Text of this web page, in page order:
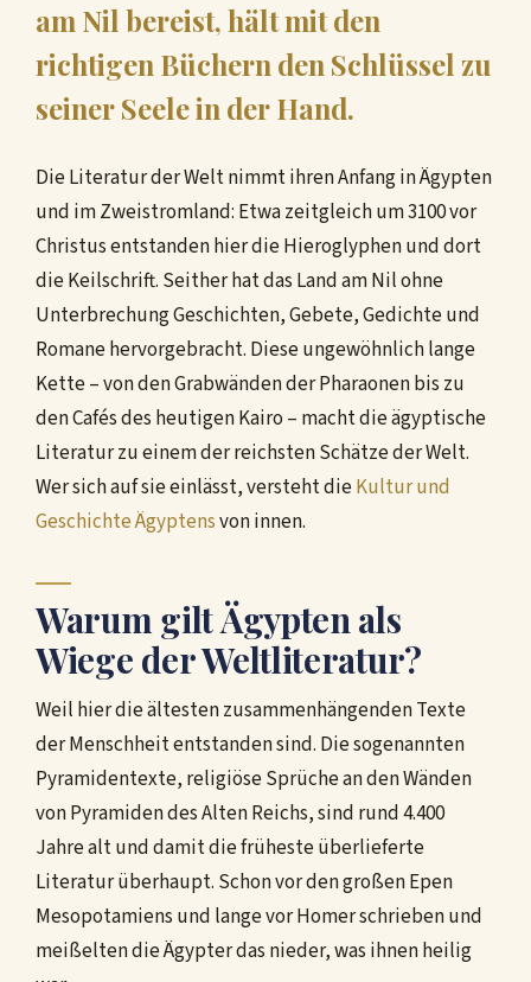
am Nil bereist, hält mit den
richtigen Büchern den Schlüssel zu
seiner Seele in der Hand.
Die Literatur der Welt nimmt ihren Anfang in Ägypten
und im Zweistromland: Etwa zeitgleich um 3100 vor
Christus entstanden hier die Hieroglyphen und dort
die Keilschrift. Seither hat das Land am Nil ohne
Unterbrechung Geschichten, Gebete, Gedichte und
Romane hervorgebracht. Diese ungewöhnlich lange
Kette – von den Grabwänden der Pharaonen bis zu
den Cafés des heutigen Kairo – macht die ägyptische
Literatur zu einem der reichsten Schätze der Welt.
Wer sich auf sie einlässt, versteht dieKultur und
Geschichte Ägyptensvon innen.
Warum gilt Ägypten als
Wiege der Weltliteratur?
Weil hier die ältesten zusammenhängenden Texte
der Menschheit entstanden sind. Die sogenannten
Pyramidentexte, religiöse Sprüche an den Wänden
von Pyramiden des Alten Reichs, sind rund 4.400
Jahre alt und damit die früheste überlieferte
Literatur überhaupt. Schon vor den großen Epen
Mesopotamiens und lange vor Homer schrieben und
meißelten die Ägypter das nieder, was ihnen heilig